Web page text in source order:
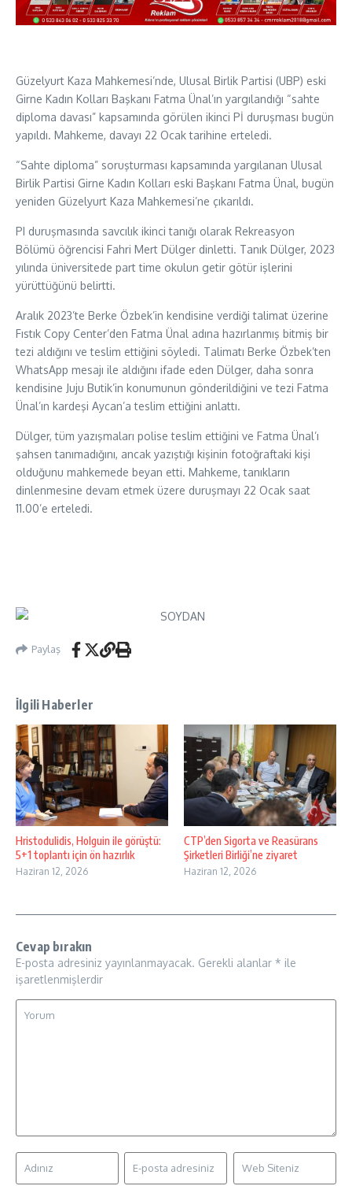
Güzelyurt Kaza Mahkemesi’nde, Ulusal Birlik Partisi (UBP) eski
Girne Kadın Kolları Başkanı Fatma Ünal’ın yargılandığı “sahte
diploma davası” kapsamında görülen ikinci Pİ duruşması bugün
yapıldı. Mahkeme, davayı 22 Ocak tarihine erteledi.
“Sahte diploma” soruşturması kapsamında yargılanan Ulusal
Birlik Partisi Girne Kadın Kolları eski Başkanı Fatma Ünal, bugün
yeniden Güzelyurt Kaza Mahkemesi’ne çıkarıldı.
PI duruşmasında savcılık ikinci tanığı olarak Rekreasyon
Bölümü öğrencisi Fahri Mert Dülger dinletti. Tanık Dülger, 2023
yılında üniversitede part time okulun getir götür işlerini
yürüttüğünü belirtti.
Aralık 2023’te Berke Özbek’in kendisine verdiği talimat üzerine
Fıstık Copy Center’den Fatma Ünal adına hazırlanmış bitmiş bir
tezi aldığını ve teslim ettiğini söyledi. Talimatı Berke Özbek’ten
WhatsApp mesajı ile aldığını ifade eden Dülger, daha sonra
kendisine Juju Butik’in konumunun gönderildiğini ve tezi Fatma
Ünal’ın kardeşi Aycan’a teslim ettiğini anlattı.
Dülger, tüm yazışmaları polise teslim ettiğini ve Fatma Ünal’ı
şahsen tanımadığını, ancak yazıştığı kişinin fotoğraftaki kişi
olduğunu mahkemede beyan etti. Mahkeme, tanıkların
dinlenmesine devam etmek üzere duruşmayı 22 Ocak saat
11.00’e erteledi.
Paylaş
İlgili Haberler
Hristodulidis, Holguin ile görüştü:
5+1 toplantı için ön hazırlık
Haziran 12, 2026
CTP’den Sigorta ve Reasürans
Şirketleri Birliği’ne ziyaret
Haziran 12, 2026
Cevap bırakın
E-posta adresiniz yayınlanmayacak. Gerekli alanlar * ile
işaretlenmişlerdir